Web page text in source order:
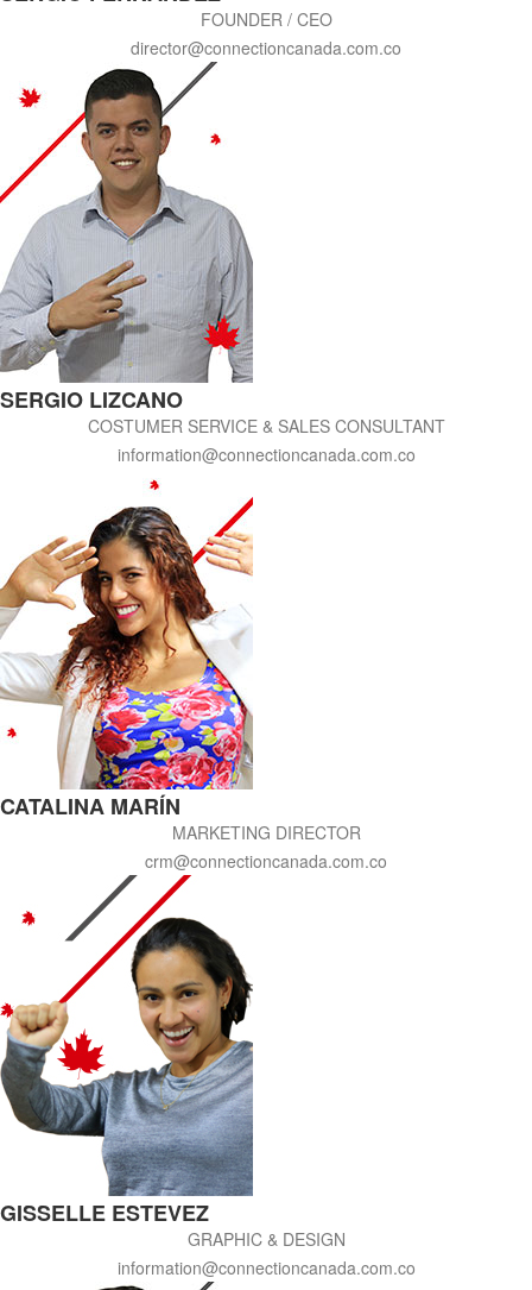
FOUNDER / CEO
director@connectioncanada.com.co
SERGIO LIZCANO
COSTUMER SERVICE & SALES CONSULTANT
information@connectioncanada.com.co
CATALINA MARÍN
MARKETING DIRECTOR
crm@connectioncanada.com.co
GISSELLE ESTEVEZ
GRAPHIC & DESIGN
information@connectioncanada.com.co